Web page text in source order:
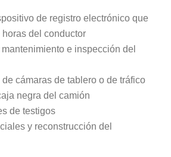
de registro electrónico que
horas del conductor
e inspección del
cámaras de tablero o de tráfico
negra del camión
de testigos
y reconstrucción del